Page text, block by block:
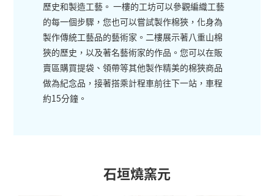
歷史和製造工藝。 一樓的工坊可以參觀編織工藝
的每一個步驟，您也可以嘗試製作棉狹，化身為
製作傳統工藝品的藝術家。二樓展示著八重山棉
狹的歷史，以及著名藝術家的作品。您可以在販
賣區購買提袋、領帶等其他製作精美的棉狹商品
做為紀念品，接著搭乘計程車前往下一站，車程
約15分鐘。
石垣燒窯元